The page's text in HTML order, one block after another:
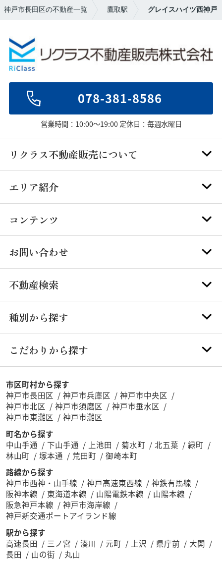
神戸市長田区の不動産一覧 鷹取駅 グレイスハイツ西神戸
078-381-8586
営業時間：10:00～19:00 定休日：毎週水曜日
リクラス不動産販売について
エリア紹介
コンテンツ
お問い合わせ
不動産検索
種別から探す
こだわりから探す
市区町村から探す
神戸市長田区
神戸市兵庫区
神戸市中央区
神戸市北区
神戸市須磨区
神戸市垂水区
神戸市東灘区
神戸市灘区
町名から探す
中山手通
下山手通 上池田 菊水町 北五葉
緑町
林山町
塚本通 荒田町
御崎本町
路線から探す
神戸市西神・山手線
神戸高速東西線
神鉄有馬線
阪神本線
東海道本線 山陽電鉄本線
山陽本線
阪急神戸本線
神戸市海岸線
神戸新交通ポートアイランド線
駅から探す
高速長田
三ノ宮 湊川 元町 上沢 県庁前
大開
長田
山の街 丸山